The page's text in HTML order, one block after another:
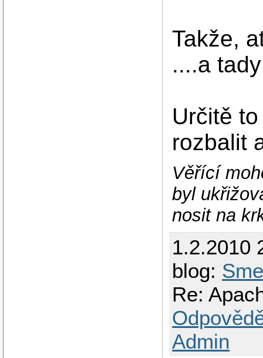
Takže,
....a
Určitě
rozbalit
Věřící
byl
nosit na
1.2.2010
blog:
Re:
Admin